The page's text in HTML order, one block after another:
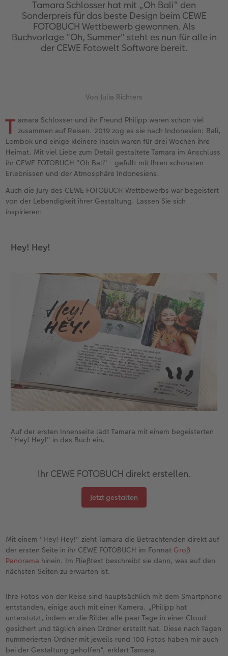
Jahrbuch gestalten
CEWE FOTOBUCH Kids
Panoramaseite
Designvorlagen
Foto-Kochbuch
Kundenbeispiele
Webinare
CEWE myPhotos
Inspiration
Neuheiten
Bilderboxen
Premium Poster
Fotosticker
Fotos digitalisieren
CEWE myPhotos
Neuheiten
Extras
Photo Streetmap Poster
Acrylglas
Alu-Dibond
Hartschaum
Gallery Print
hexxas
Willkommensschild
Wandgestaltung
Neuheiten
Extras
Dankeskarten Kommunion
Dankeskarten
Urlaubsgrüße
Papierqualitäten
Klappkarten
Fotokarten
Postkarten
Karte mit Einsteckfoto
CEWE myPhotos
Neuheiten
Textilien
Schule & Büro
Foto-Geschenkbox
Handyhüllen
Faber-Castell
Haustierwelt
Geschenkideen
Kundenbeispiele
Wandkalender mit Design
NEU: Wandkalender Fineline
Kalender-Kundenbeispiele
Extras
CEWE myPhotos
Max Case
Smartflip
PopGrip
CEWE myPhotos
Neuheiten
nachhaltiger Schenken
Danke sagen
Liebe schenken
Inspiration
Kundenbeispiele
Liebe schenken
Fototipps
Gestaltungsideen
Hochzeit
Baby
Familie
Geburtstag
Fotowettbewerbe
Tamara Schlosser hat mit „Oh Bali“ den
Sonderpreis für das beste Design beim CEWE
FOTOBUCH Wettbewerb gewonnen. Als
Buchvorlage "Oh, Summer" steht es nun für alle in
der CEWE Fotowelt Software bereit.
Von Julia Richters
T amara Schlosser und ihr Freund Philipp waren schon viel
zusammen auf Reisen. 2019 zog es sie nach Indonesien: Bali,
Lombok und einige kleinere Inseln waren für drei Wochen ihre
Heimat. Mit viel Liebe zum Detail gestaltete Tamara im Anschluss
ihr CEWE FOTOBUCH "Oh Bali" - gefüllt mit Ihren schönsten
Erlebnissen und der Atmosphäre Indonesiens.
Auch die Jury des CEWE FOTOBUCH Wettbewerbs war begeistert
von der Lebendigkeit ihrer Gestaltung. Lassen Sie sich
inspirieren:
Hey! Hey!
Auf der ersten Innenseite lädt Tamara mit einem begeisterten
"Hey! Hey!" in das Buch ein.
Ihr CEWE FOTOBUCH direkt erstellen.
Jetzt gestalten
Mit einem "Hey! Hey!" zieht Tamara die Betrachtenden direkt auf
der ersten Seite in ihr CEWE FOTOBUCH im Format Groß
Panorama hinein. Im Fließtext beschreibt sie dann, was auf den
nächsten Seiten zu erwarten ist.
Ihre Fotos von der Reise sind hauptsächlich mit dem Smartphone
entstanden, einige auch mit einer Kamera. „Philipp hat
unterstützt, indem er die Bilder alle paar Tage in einer Cloud
gesichert und täglich einen Ordner erstellt hat. Diese nach Tagen
nummerierten Ordner mit jeweils rund 100 Fotos haben mir auch
bei der Gestaltung geholfen“, erklärt Tamara.